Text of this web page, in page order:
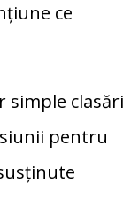
ce
simple clasări
pentru